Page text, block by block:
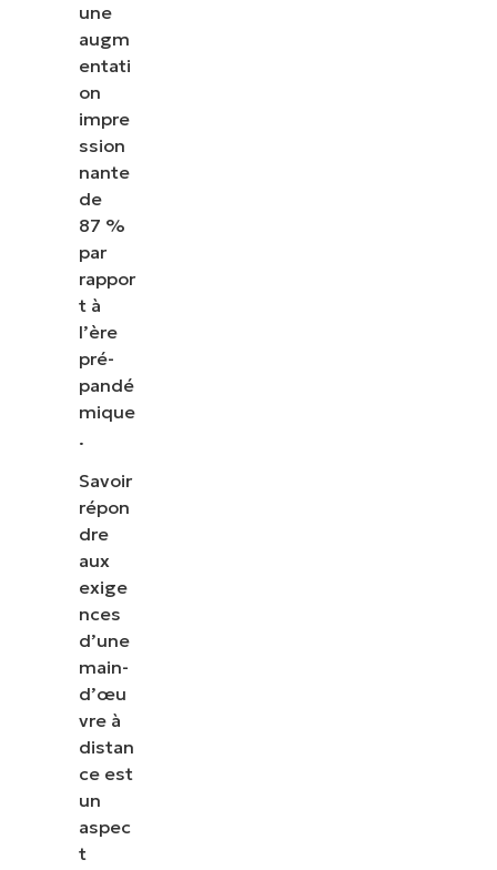
une
augm
entati
on
impre
ssion
nante
de
87 %
par
rappor
t à
l’ère
pré-
pandé
mique
.
Savoir
répon
dre
aux
exige
nces
d’une
main-
d’œu
vre à
distan
ce est
un
aspec
t